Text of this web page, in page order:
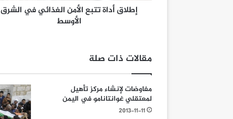
إطلاق أداة تتبع الأمن الغذائي في الشرق
الأوسط
مقالات ذات صلة
مفاوضات لإنشاء مركز تأهيل
لمعتقلي غوانتانامو في اليمن
2013-11-11